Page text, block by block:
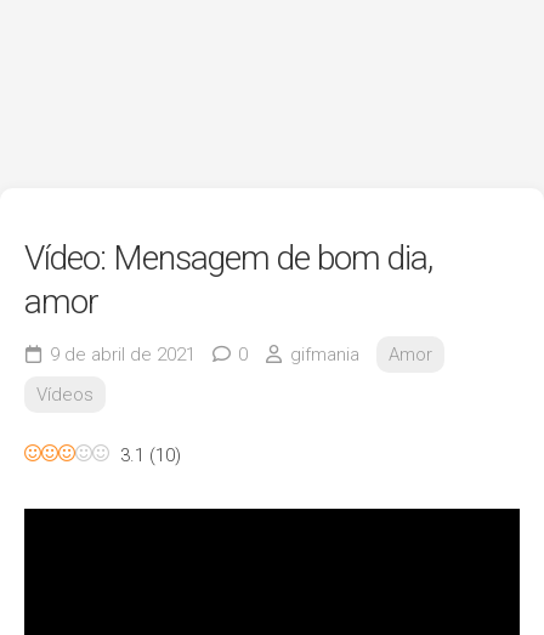
Vídeo: Mensagem de bom dia,
amor
9 de abril de 2021 0 gifmania
Amor
Vídeos
3.1 (10)